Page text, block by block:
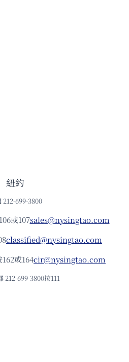
紐約
212-699-3800
或107sales@nysingtao.com
classified@nysingtao.com
或164cir@nysingtao.com
212-699-3800按111